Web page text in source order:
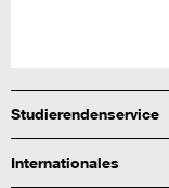
Studierendenservice
Internationales